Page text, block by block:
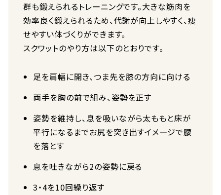
群も鍛えられるトレーニングです。大きな筋肉を
効率良く鍛えられるため、代謝が向上しやすく、痩
せやすい体づくりができます。
スクワットのやり方は以下のとおりです。
足を肩幅に開き、つま先を膝の方向に向ける
両手を胸の前で組み、姿勢を正す
姿勢を維持し、息を吸いながら太ももと床が
平行になるまでお尻を突き出すイメージで腰
を落とす
息を吐きながら2の姿勢に戻る
3・4を10回繰り返す